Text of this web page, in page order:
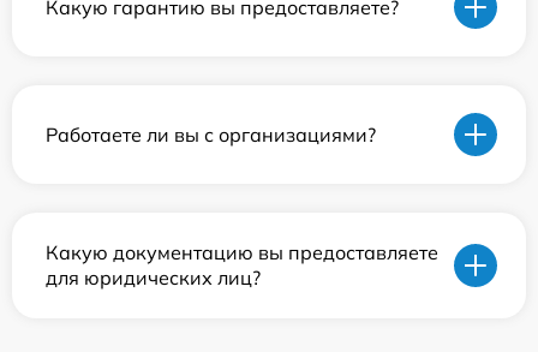
Какую гарантию вы предоставляете?
Работаете ли вы с организациями?
Какую документацию вы предоставляете
для юридических лиц?